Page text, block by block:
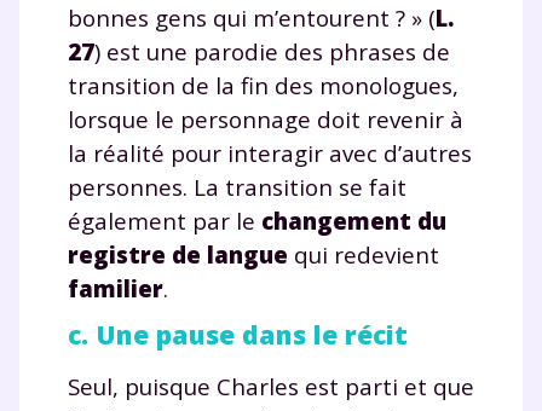
bonnes gens qui m’entourent ? » (L.
27) est une parodie des phrases de
transition de la fin des monologues,
lorsque le personnage doit revenir à
la réalité pour interagir avec d’autres
personnes. La transition se fait
également par le changement du
registre de langue qui redevient
familier.
c. Une pause dans le récit
Seul, puisque Charles est parti et que